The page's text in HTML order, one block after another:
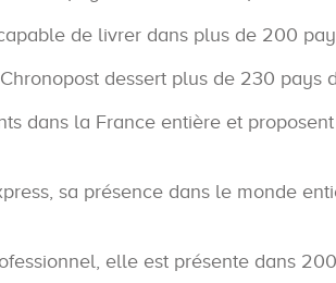
de livrer dans plus de 200
dessert plus de 230 pays
dans la France entière et
sa présence dans le monde
elle est présente dans